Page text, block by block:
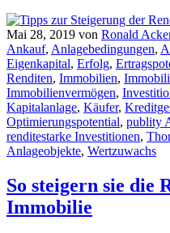
Mai 28, 2019 von Ronald
Ankauf, Anlagebedingungen,
Eigenkapital, Erfolg,
Renditen, Immobilien,
Immobilienvermögen,
Kapitalanlage, Käufer,
Optimierungspotential, publity
renditestarke Investitionen,
Anlageobjekte, Wertzuwachs
So steigern sie die
Immobilie